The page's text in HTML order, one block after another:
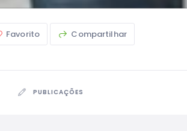
Favorito Compartilhar
PUBLICAÇÕES